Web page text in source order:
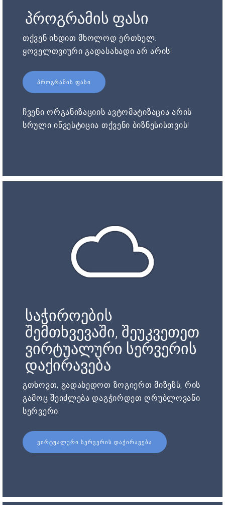
პროგრამის ფასი
თქვენ იხდით მხოლოდ ერთხელ.
ყოველთვიური გადასახადი არ არის!
ᲞᲠᲝᲒᲠᲐᲛᲘᲡ ᲤᲐᲡᲘ
ჩვენი ორგანიზაციის ავტომატიზაცია არის
სრული ინვესტიცია თქვენი ბიზნესისთვის!
საჭიროების
შემთხვევაში, შეუკვეთეთ
ვირტუალური სერვერის
დაქირავება
გთხოვთ, გადახედოთ ზოგიერთ მიზეზს, რის
გამოც შეიძლება დაგჭირდეთ ღრუბლოვანი
სერვერი.
ᲕᲘᲠᲢᲣᲐᲚᲣᲠᲘ ᲡᲔᲠᲕᲔᲠᲘᲡ ᲓᲐᲥᲘᲠᲐᲕᲔᲑᲐ